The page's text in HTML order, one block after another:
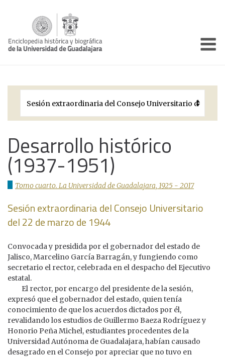
Períodos Históricos
Galería
Documentos institucionales
Desarrollo histórico
(1937-1951)
Tomo cuarto. La Universidad de Guadalajara, 1925 - 2017
Sesión extraordinaria del Consejo Universitario
del 22 de marzo de 1944
Convocada y presidida por el gobernador del estado de
Jalisco, Marcelino García Barragán, y fungiendo como
secretario el rector, celebrada en el despacho del Ejecutivo
estatal.
El rector, por encargo del presidente de la sesión,
expresó que el gobernador del estado, quien tenía
conocimiento de que los acuerdos dictados por él,
revalidando los estudios de Guillermo Baeza Rodríguez y
Honorio Peña Michel, estudiantes procedentes de la
Universidad Autónoma de Guadalajara, habían causado
desagrado en el Consejo por apreciar que no tuvo en